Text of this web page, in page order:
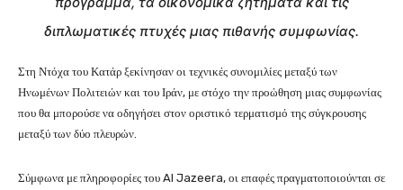
διπλωματικές πτυχές μιας πιθανής συμφωνίας.
Στη Ντόχα του Κατάρ ξεκίνησαν οι τεχνικές συνομιλίες μεταξύ των
Ηνωμένων Πολιτειών και του Ιράν, με στόχο την προώθηση μιας συμφωνίας
που θα μπορούσε να οδηγήσει στον οριστικό τερματισμό της σύγκρουσης
μεταξύ των δύο πλευρών.
Σύμφωνα με πληροφορίες του Al Jazeera, οι επαφές πραγματοποιούνται σε